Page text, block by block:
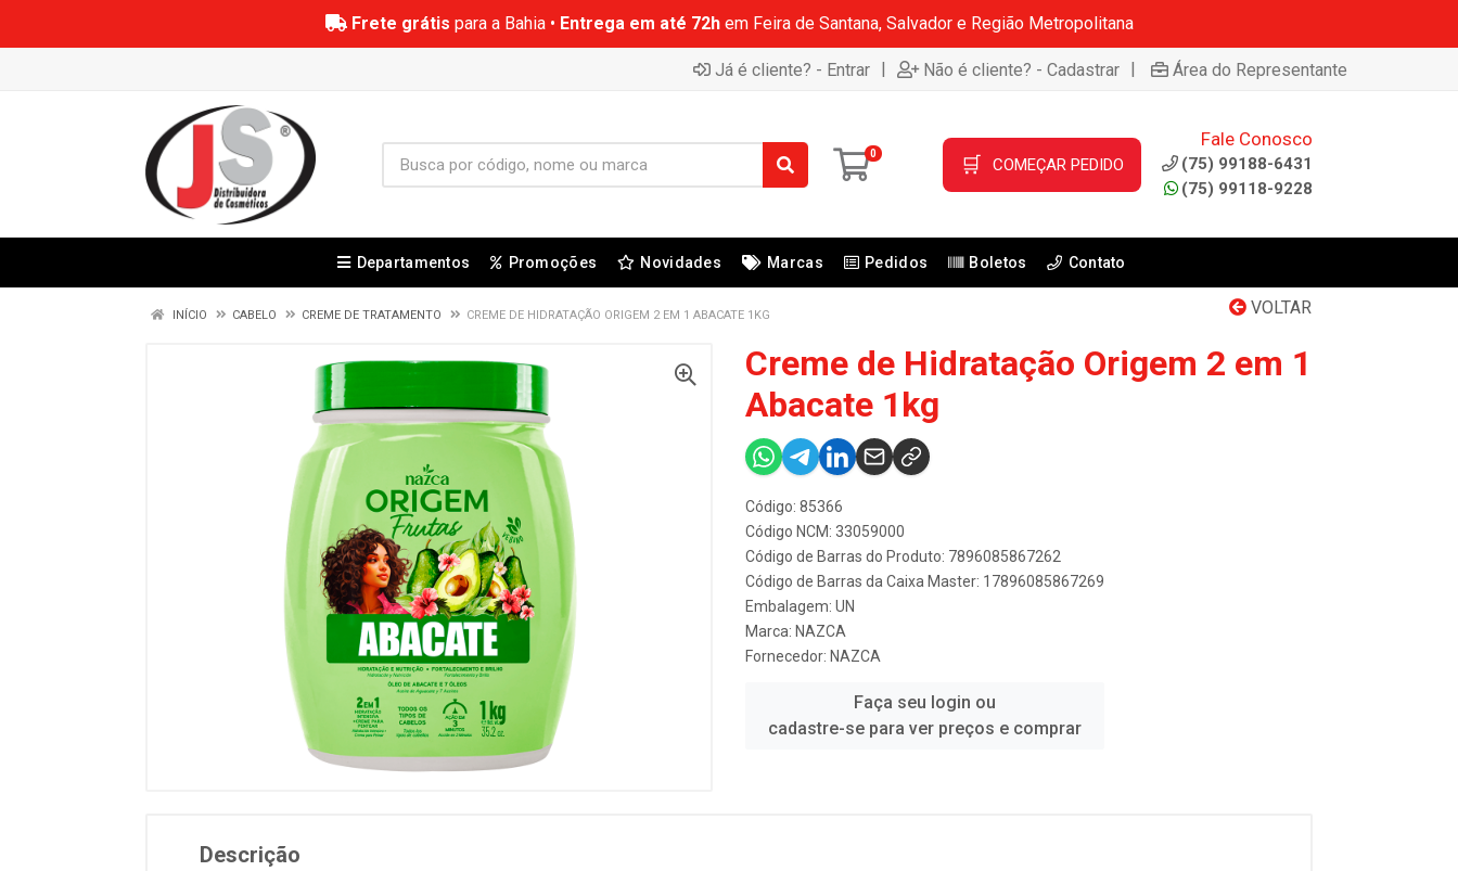
Frete grátis para a Bahia • Entrega em até 72hem Feira de Santana, Salvador e Região Metropolitana
Já é cliente? - Entrar | Não é cliente? - Cadastrar | Área do Representante
0 🛒 COMEÇAR PEDIDO
Fale Conosco
(75) 99188-6431
(75) 99118-9228
Departamentos Promoções Novidades Marcas Pedidos Boletos Contato
VOLTAR
INÍCIO CABELO CREME DE TRATAMENTO CREME DE HIDRATAÇÃO ORIGEM 2 EM 1 ABACATE 1KG
Creme de Hidratação Origem 2 em 1
Abacate 1kg
Código: 85366
Código NCM: 33059000
Código de Barras do Produto: 7896085867262
Código de Barras da Caixa Master: 17896085867269
Embalagem: UN
Marca: NAZCA
Fornecedor: NAZCA
Faça seu login ou
cadastre-se para ver preços e comprar
Descrição